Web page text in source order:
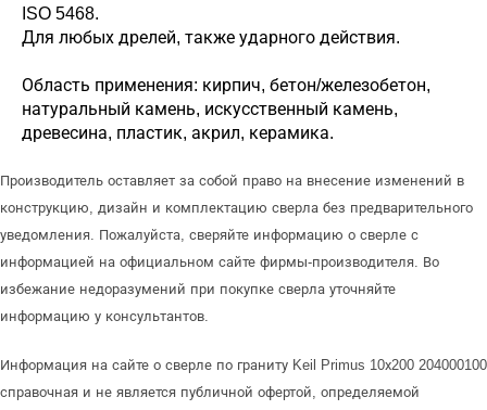
ISO 5468.
Для любых дрелей, также ударного действия.
Область применения: кирпич, бетон/железобетон,
натуральный камень, искусственный камень,
древесина, пластик, акрил, керамика.
Производитель оставляет за собой право на внесение изменений в
конструкцию, дизайн и комплектацию сверла без предварительного
уведомления. Пожалуйста, сверяйте информацию о сверле с
информацией на официальном сайте фирмы-производителя. Во
избежание недоразумений при покупке сверла уточняйте
информацию у консультантов.
Информация на сайте о сверле по граниту Keil Primus 10х200 204000100
справочная и не является публичной офертой, определяемой